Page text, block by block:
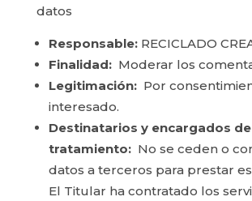
datos
Responsable:RECICLADO
Finalidad:Moderar los
Legitimación:Por
interesado.
Destinatarios y encargados de
tratamiento:No se ceden o
datos a terceros para prestar
El Titular ha contratado los